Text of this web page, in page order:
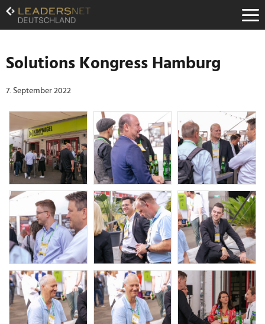
Zum
Inhalt
Zur
Navigation
ZurSolutions Kongress Hamburg
7. September 2022